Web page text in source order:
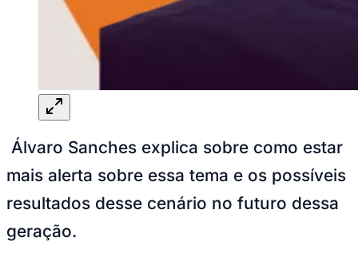
Álvaro Sanches explica sobre como estar
mais alerta sobre essa tema e os possíveis
resultados desse cenário no futuro dessa
geração.